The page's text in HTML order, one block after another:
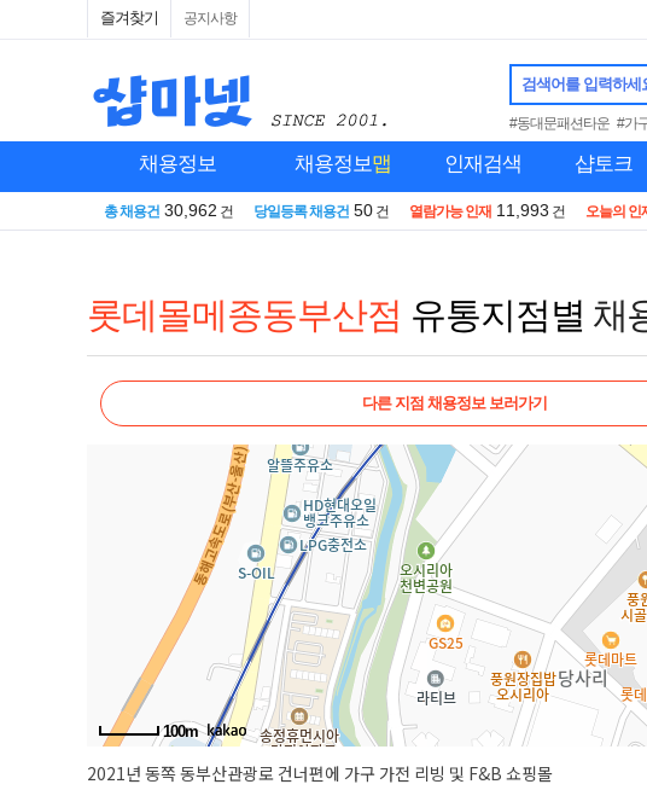
즐겨찾기 공지사항
검색어를 입력하세
#동대문패션타운 #가
채용정보 채용정보맵 인재검색 샵토크
총 채용건 30,962 건 당일등록 채용건 50 건 열람가능 인재 11,993 건 오늘의 인
롯데몰메종동부산점 유통지점별 채
다른 지점 채용정보 보러가기
100m
2021년 동쪽 동부산관광로 건너편에 가구 가전 리빙 및 F&B 쇼핑몰